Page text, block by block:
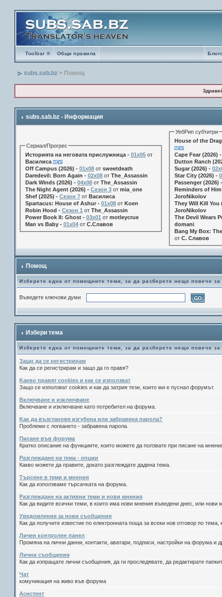
Toolbar ® Общи правила
subs.sab.bz > Помощ
subs.sab.bz - Информация
Сериал/Прогрес
Историята на неговата прислужница - 01х05от
Василиса
Off Campus (2026) - 01x08от sweetdeath
Daredevil: Born Again - 02x08от The_Assassin
Dark Winds (2026) - 04x08от The_Assassin
The Night Agent (2026) - Сезон 3от mia_one
Shef (2025) - Сезон 7от Василиса
Spartacus: House of Ashur - 01x08от Koen
Robin Hood - Сезон 1 от The_Assassin
Power Book II: Ghost - 03x01 от motleycrue
Man vs Baby - 01x04от С.Славов
УебРип субтитри
House of the
Cape Fear (2026)
Dutton Ranch
Sugar (2026) -
Star City (2026) -
Passenger (2026)
Reminders of
JoroNikolov
They Will Kill You
JoroNikolov
The Devil Wears
domani
Bang My Box:
от С. Славов
Помощ
Изберете една от помощните теми, за да разберете нещо повече
Въведете ключови думи
Избери тема
Изберете една от помощните теми, за да разберете нещо повече
Защо да се регистрирам
Как да се регистрирам и защо да го правя?
Kакво правят cookies и как се използват
Защо се използват cookies и как да затрия тези, които ми е пуснал форумът.
Включване и изключване
Включване и изключване като потребител на форума.
Kак да възстановя изгубена или забравена парола?
Проблеми с логването - забравена парола.
Писане във форума
Кратко описание на функциите, които можете да ползвате при писане на
Разглеждане на тема - опции
Какво можете да правите, докато разглеждате дадена тема.
Търсене в теми и мнения
Как да използваме търсачката на форума.
Разглеждане на активни теми и нови мнения
Как да видите всички теми, в които има нови мнения въведени днес, или
Уведомления за нови съобщения
Как да получите известие по електронната поща за всеки нов отговор по тема,
Личен контролен панел
Промяна на лични данни, контакти, аватари, подписи, настройки на форума и
Лични съобщения
Как да изпращате лични съобщения, да ги проследявате, да редактирате
Чат
комуникация на живо във форума
Асистент